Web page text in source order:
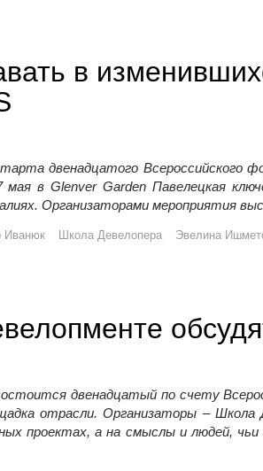
в
двенадцатого
мая в Glenver Garden Павелецкая
Организаторами мероприятия
Иванюк Школа Девелопера Эвелина
двенадцатый по счету
отрасли. Организаторы –
проектах, а на смыслы и людей, чьи
на форуме FOR CITIES